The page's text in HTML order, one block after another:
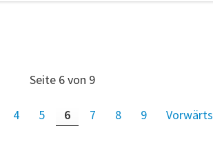
Seite 6 von 9
4 5 6 7 8 9 Vorwärts